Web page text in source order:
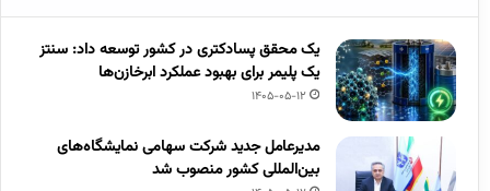
یک محقق پسادکتری در کشور توسعه داد: سنتز
یک پلیمر برای بهبود عملکرد ابرخازن‌ها
1405-05-12
مدیرعامل جدید شرکت سهامی نمایشگاه‌های
بین‌المللی کشور منصوب شد